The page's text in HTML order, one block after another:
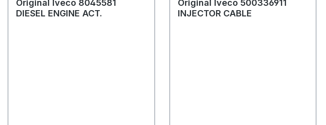
Original Iveco 8045581
DIESEL ENGINE ACT.
Original Iveco 500336911
INJECTOR CABLE